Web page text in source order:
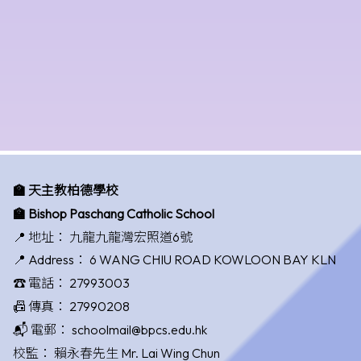
🏫 天主教柏德學校
🏫 Bishop Paschang Catholic School
📍 地址： 九龍九龍灣宏照道6號
📍 Address： 6 WANG CHIU ROAD KOWLOON BAY KLN
☎️ 電話： 27993003
📠 傳真： 27990208
📬 電郵： schoolmail@bpcs.edu.hk
校監： 賴永春先生 Mr. Lai Wing Chun